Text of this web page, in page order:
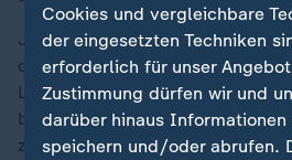
Jung hatte mit Chipmunk bereits
dem Geländeritt den zweiten
Lokalmatadorin Laura Collett
blieb der 43-Jährige aus Bad
zwar fehlerfrei. Die
Cookies und vergleichbare
der eingesetzten Techniken
erforderlich für unser
Zustimmung dürfen wir und
darüber hinaus
speichern und/oder abrufen.